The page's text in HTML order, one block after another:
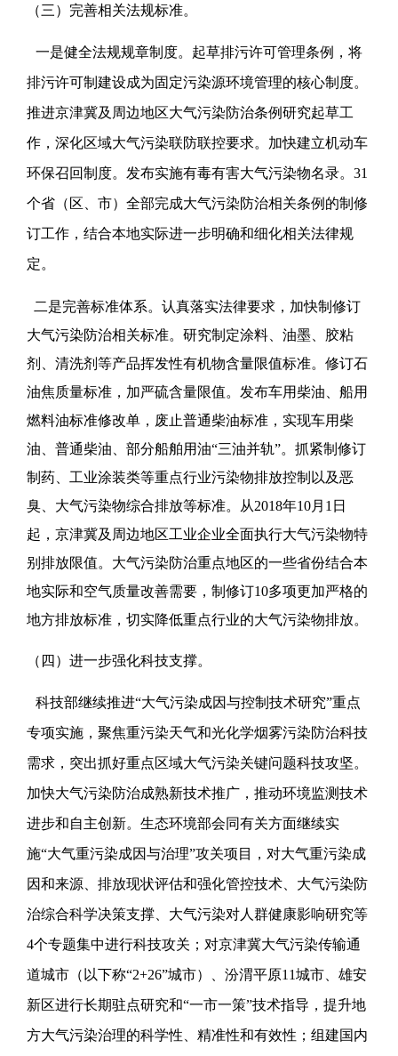
（三）完善相关法规标准。
一是健全法规规章制度。起草排污许可管理条例，将
排污许可制建设成为固定污染源环境管理的核心制度。
推进京津冀及周边地区大气污染防治条例研究起草工
作，深化区域大气污染联防联控要求。加快建立机动车
环保召回制度。发布实施有毒有害大气污染物名录。31
个省（区、市）全部完成大气污染防治相关条例的制修
订工作，结合本地实际进一步明确和细化相关法律规
定。
二是完善标准体系。认真落实法律要求，加快制修订
大气污染防治相关标准。研究制定涂料、油墨、胶粘
剂、清洗剂等产品挥发性有机物含量限值标准。修订石
油焦质量标准，加严硫含量限值。发布车用柴油、船用
燃料油标准修改单，废止普通柴油标准，实现车用柴
油、普通柴油、部分船舶用油“三油并轨”。抓紧制修订
制药、工业涂装类等重点行业污染物排放控制以及恶
臭、大气污染物综合排放等标准。从2018年10月1日
起，京津冀及周边地区工业企业全面执行大气污染物特
别排放限值。大气污染防治重点地区的一些省份结合本
地实际和空气质量改善需要，制修订10多项更加严格的
地方排放标准，切实降低重点行业的大气污染物排放。
（四）进一步强化科技支撑。
科技部继续推进“大气污染成因与控制技术研究”重点
专项实施，聚焦重污染天气和光化学烟雾污染防治科技
需求，突出抓好重点区域大气污染关键问题科技攻坚。
加快大气污染防治成熟新技术推广，推动环境监测技术
进步和自主创新。生态环境部会同有关方面继续实
施“大气重污染成因与治理”攻关项目，对大气重污染成
因和来源、排放现状评估和强化管控技术、大气污染防
治综合科学决策支撑、大气污染对人群健康影响研究等
4个专题集中进行科技攻关；对京津冀大气污染传输通
道城市（以下称“2+26”城市）、汾渭平原11城市、雄安
新区进行长期驻点研究和“一市一策”技术指导，提升地
方大气污染治理的科学性、精准性和有效性；组建国内